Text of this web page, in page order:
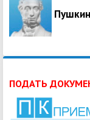
ПОДАТЬ